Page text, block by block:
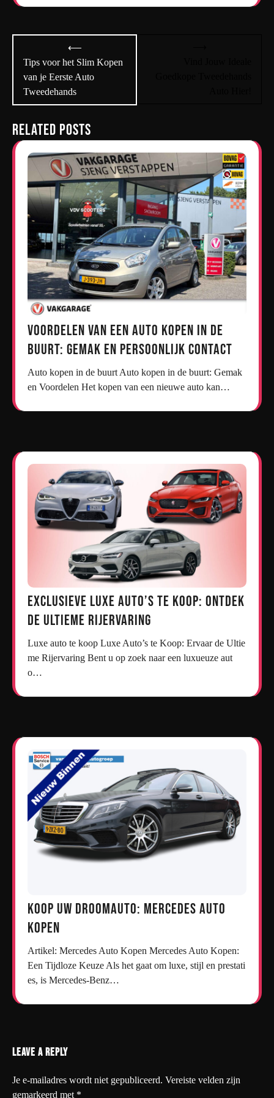
navigatie
⟵
Tips voor het Slim Kopen
van je Eerste Auto
Tweedehands
Related Posts
Voordelen van een Auto Kopen in de
Buurt: Gemak en Persoonlijk Contact
Auto kopen in de buurt Auto kopen in de buurt: Gemak
en Voordelen Het kopen van een nieuwe auto kan…
Exclusieve Luxe Auto’s te Koop: Ontdek
de Ultieme Rijervaring
Luxe auto te koop Luxe Auto’s te Koop: Ervaar de Ultie
me Rijervaring Bent u op zoek naar een luxueuze aut
o…
Koop uw droomauto: Mercedes auto
kopen
Artikel: Mercedes Auto Kopen Mercedes Auto Kopen:
Een Tijdloze Keuze Als het gaat om luxe, stijl en prestati
es, is Mercedes-Benz…
Leave a Reply
Je e-mailadres wordt niet gepubliceerd. Vereiste velden zijn
gemarkeerd met *